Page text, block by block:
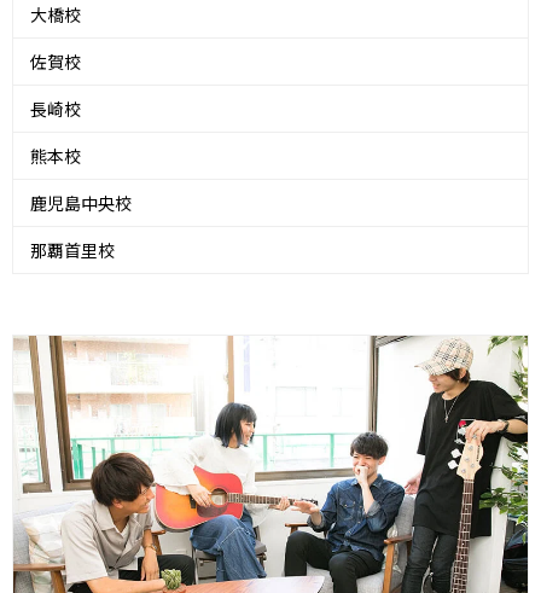
大橋校
佐賀校
長崎校
熊本校
鹿児島中央校
那覇首里校